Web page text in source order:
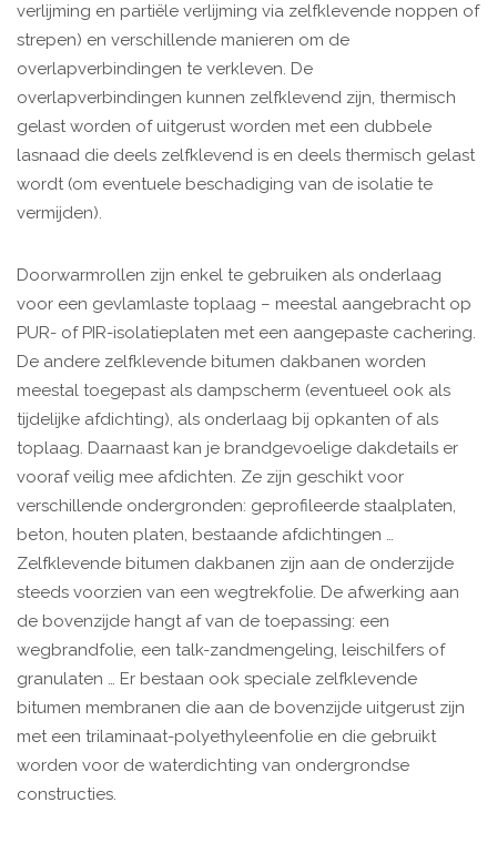
verlijming en partiële verlijming via zelfklevende noppen of
strepen) en verschillende manieren om de
overlapverbindingen te verkleven. De
overlapverbindingen kunnen zelfklevend zijn, thermisch
gelast worden of uitgerust worden met een dubbele
lasnaad die deels zelfklevend is en deels thermisch gelast
wordt (om eventuele beschadiging van de isolatie te
vermijden).
Doorwarmrollen zijn enkel te gebruiken als onderlaag
voor een gevlamlaste toplaag – meestal aangebracht op
PUR- of PIR-isolatieplaten met een aangepaste cachering.
De andere zelfklevende bitumen dakbanen worden
meestal toegepast als dampscherm (eventueel ook als
tijdelijke afdichting), als onderlaag bij opkanten of als
toplaag. Daarnaast kan je brandgevoelige dakdetails er
vooraf veilig mee afdichten. Ze zijn geschikt voor
verschillende ondergronden: geprofileerde staalplaten,
beton, houten platen, bestaande afdichtingen …
Zelfklevende bitumen dakbanen zijn aan de onderzijde
steeds voorzien van een wegtrekfolie. De afwerking aan
de bovenzijde hangt af van de toepassing: een
wegbrandfolie, een talk-zandmengeling, leischilfers of
granulaten … Er bestaan ook speciale zelfklevende
bitumen membranen die aan de bovenzijde uitgerust zijn
met een trilaminaat-polyethyleenfolie en die gebruikt
worden voor de waterdichting van ondergrondse
constructies.